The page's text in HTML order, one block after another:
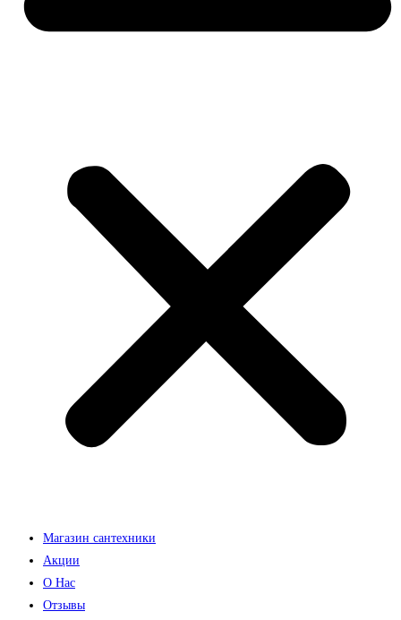
Магазин сантехники
Акции
О Нас
Отзывы